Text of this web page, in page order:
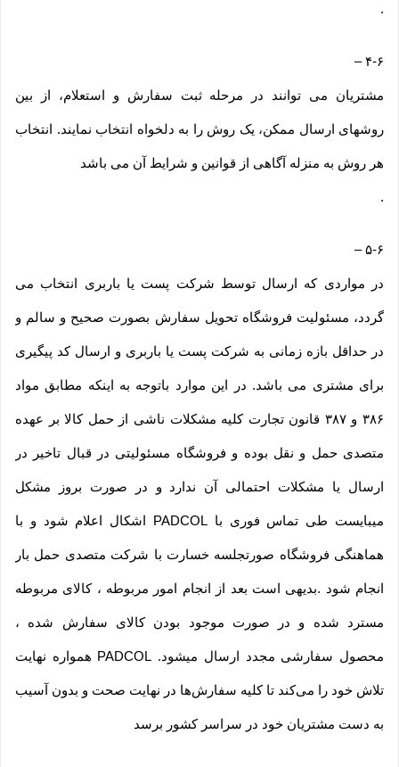
.
۴-۶–
مشتریان می توانند در مرحله ثبت سفارش و استعلام، از بین
روشهای ارسال ممکن، یک روش را به دلخواه انتخاب نمایند. انتخاب
هر روش به منزله آگاهی از قوانین و شرایط آن می باشد
.
۵-۶–
در مواردی که ارسال توسط شرکت پست یا باربری انتخاب می
گردد، مسئولیت فروشگاه تحویل سفارش بصورت صحیح و سالم و
در حداقل بازه زمانی به شرکت پست یا باربری و ارسال کد پیگیری
برای مشتری می باشد. در این موارد باتوجه به اینکه مطابق مواد
۳۸۶ و ۳۸۷ قانون تجارت کلیه مشکلات ناشی از حمل کالا بر عهده
متصدی حمل و نقل بوده و فروشگاه مسئولیتی در قبال تاخیر در
ارسال یا مشکلات احتمالی آن ندارد و در صورت بروز مشکل
میبایست طی تماس فوری با PADCOL اشکال اعلام شود و با
هماهنگی فروشگاه صورتجلسه خسارت با شرکت متصدی حمل بار
انجام شود .بدیهی است بعد از انجام امور مربوطه ، کالای مربوطه
مسترد شده و در صورت موجود بودن کالای سفارش شده ،
محصول سفارشی مجدد ارسال میشود. PADCOL همواره نهایت
تلاش خود را می‏‌کند تا کلیه سفارش‏‌ها در نهایت صحت و بدون آسیب
به دست مشتریان خود در سراسر کشور برسد